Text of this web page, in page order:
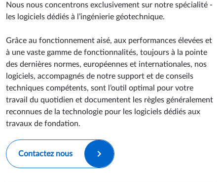
Nous nous concentrons exclusivement sur notre spécialité -
les logiciels dédiés à l’ingénierie géotechnique.
Grâce au fonctionnement aisé, aux performances élevées et
à une vaste gamme de fonctionnalités, toujours à la pointe
des dernières normes, européennes et internationales, nos
logiciels, accompagnés de notre support et de conseils
techniques compétents, sont l’outil optimal pour votre
travail du quotidien et documentent les règles généralement
reconnues de la technologie pour les logiciels dédiés aux
travaux de fondation.
Contactez nous